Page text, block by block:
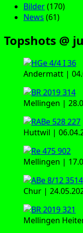
Bilder(170)
News (61)
Topshots @
Andermatt |
Mellingen |
Huttwil |
Mellingen |
Chur |
Mellingen